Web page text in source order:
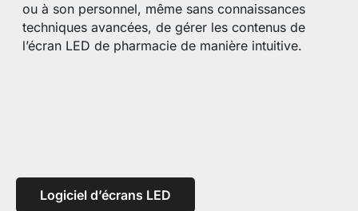
ou à son personnel, même sans connaissances
techniques avancées, de gérer les contenus de
l’écran LED de pharmacie de manière intuitive.
Logiciel d’écrans LED